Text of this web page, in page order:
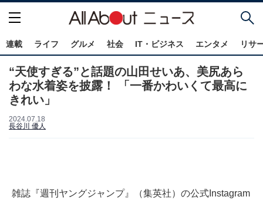
連載 ライフ グルメ 社会 IT・ビジネス エンタメ リサ
“天使すぎる”と話題の山田せいあ、美尻あら
わな水着姿を披露！ 「一番かわいくて最高に
きれい」
2024.07.18
長谷川 優人
雑誌『週刊ヤングジャンプ』（集英社）の公式Instagram